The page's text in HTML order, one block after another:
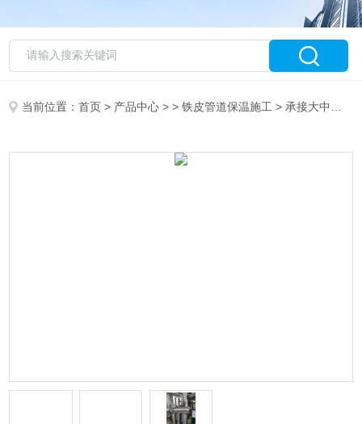
当前位置：首页 > 产品中心 > >铁皮管道保温施工 > 承接大中小型罐体保温施工 队